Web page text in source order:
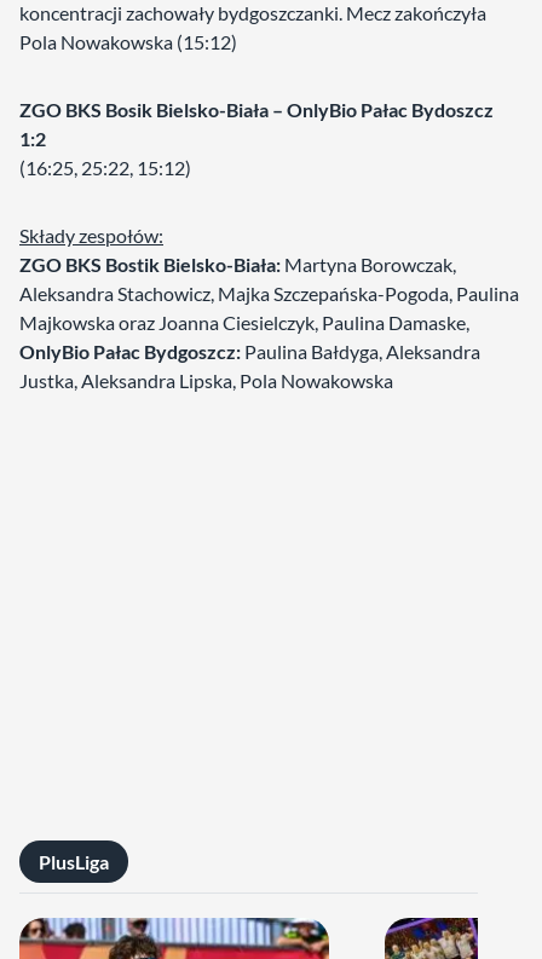
koncentracji zachowały bydgoszczanki. Mecz zakończyła
Pola Nowakowska (15:12)
ZGO BKS Bosik Bielsko-Biała – OnlyBio Pałac Bydoszcz
1:2
(16:25, 25:22, 15:12)
Składy zespołów:
ZGO BKS Bostik Bielsko-Biała: Martyna Borowczak,
Aleksandra Stachowicz, Majka Szczepańska-Pogoda, Paulina
Majkowska oraz Joanna Ciesielczyk, Paulina Damaske,
OnlyBio Pałac Bydgoszcz: Paulina Bałdyga, Aleksandra
Justka, Aleksandra Lipska, Pola Nowakowska
PlusLiga